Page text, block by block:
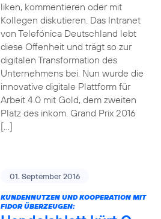
liken, kommentieren oder mit
Kollegen diskutieren. Das Intranet
von Telefónica Deutschland lebt
diese Offenheit und trägt so zur
digitalen Transformation des
Unternehmens bei. Nun wurde die
innovative digitale Plattform für
Arbeit 4.0 mit Gold, dem zweiten
Platz des inkom. Grand Prix 2016
[…]
01. September 2016
KUNDENNUTZEN UND KOOPERATION MIT
FIDOR ÜBERZEUGEN: